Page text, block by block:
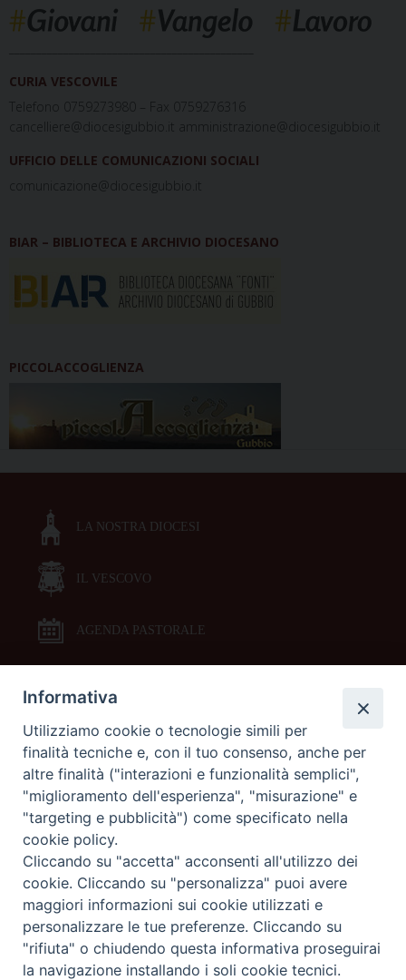
CURIA VESCOVILE
Telefono 0759273980 – Fax 0759276316
cancelliere@diocesigubbio.it amministrazione@diocesigubbio.it
UFFICIO DELLE COMUNICAZIONI SOCIALI
comunicazione@diocesigubbio.it
BIAR – BIBLIOTECA E ARCHIVIO DIOCESANO
PICCOLACCOGLIENZA
LA NOSTRA DIOCESI
IL VESCOVO
AGENDA PASTORALE
DOCUMENTI PASTORALI
ORARI MESSE
LITURGIA DELLE ORE
GALLERIE FOTOGRAFICHE
GALLERIE VIDEO
Informativa
Utilizziamo cookie o tecnologie simili per
finalità tecniche e, con il tuo consenso, anche per
altre finalità ("interazioni e funzionalità semplici",
"miglioramento dell'esperienza", "misurazione" e
"targeting e pubblicità") come specificato nella
cookie policy.
Cliccando su "accetta" acconsenti all'utilizzo dei
cookie. Cliccando su "personalizza" puoi avere
maggiori informazioni sui cookie utilizzati e
personalizzare le tue preferenze. Cliccando su
"rifiuta" o chiudendo questa informativa proseguirai
la navigazione installando i soli cookie tecnici.